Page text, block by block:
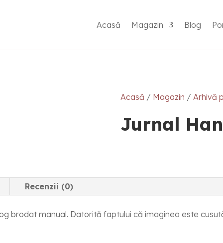
Acasă Magazin Blog
Acasă / Magazin / Arhivă
Jurnal
Recenzii (0)
brodat manual. Datorită faptului că imaginea este